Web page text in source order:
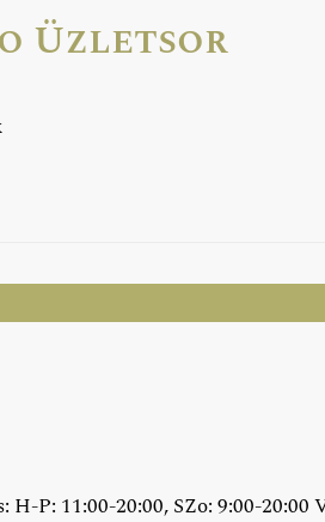
Üzletsor
P: 11:00-20:00, SZo: 9:00-20:00